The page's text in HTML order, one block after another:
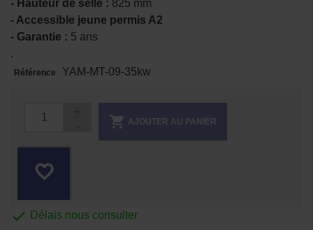
- Hauteur de selle : 825 mm
- Accessible jeune permis A2
- Garantie : 5 ans
.
Référence YAM-MT-09-35kw
 AJOUTER AU PANIER
favorite_border
 Délais nous consulter